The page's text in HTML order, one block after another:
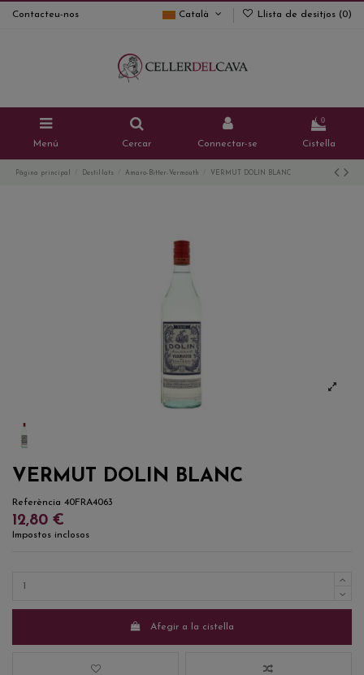
Contacteu-nos Català Llista de desitjos (0)
Menú Cercar Connectar-se
0
Cistella
Pàgina principal Destil·lats Amaro-Bitter-Vermouth VERMUT DOLIN BLANC
VERMUT DOLIN BLANC
Referència 40FRA4063
12,80 €
Impostos inclosos
Afegir a la cistella